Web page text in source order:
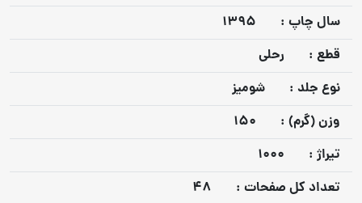
سال چاپ :
1395
قطع :
رحلی
نوع جلد :
شومیز
وزن (گرم) :
150
تيراژ :
1000
تعداد كل صفحات :
48